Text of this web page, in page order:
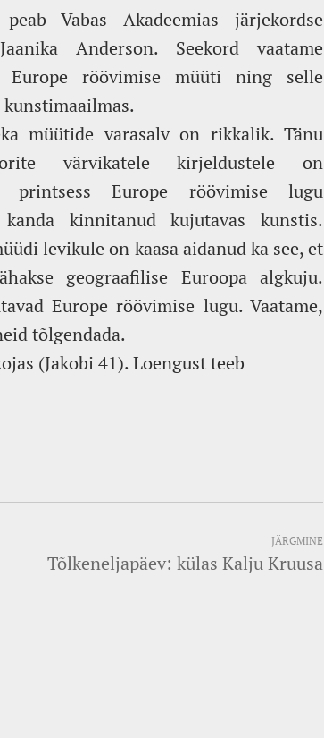
Vabas Akadeemias järjekordse
Anderson. Seekord vaatame
Europe röövimise müüti ning selle
müütide varasalv on rikkalik. Tänu
värvikatele kirjeldustele on
printsess Europe röövimise lugu
kinnitanud kujutavas kunstis.
levikule on kaasa aidanud ka see, et
geograafilise Euroopa algkuju.
Europe röövimise lugu. Vaatame,
tõlgendada.
(Jakobi 41). Loengust teeb
JÄRGMINE
Tõlkeneljapäev: külas Kalju Kruusa